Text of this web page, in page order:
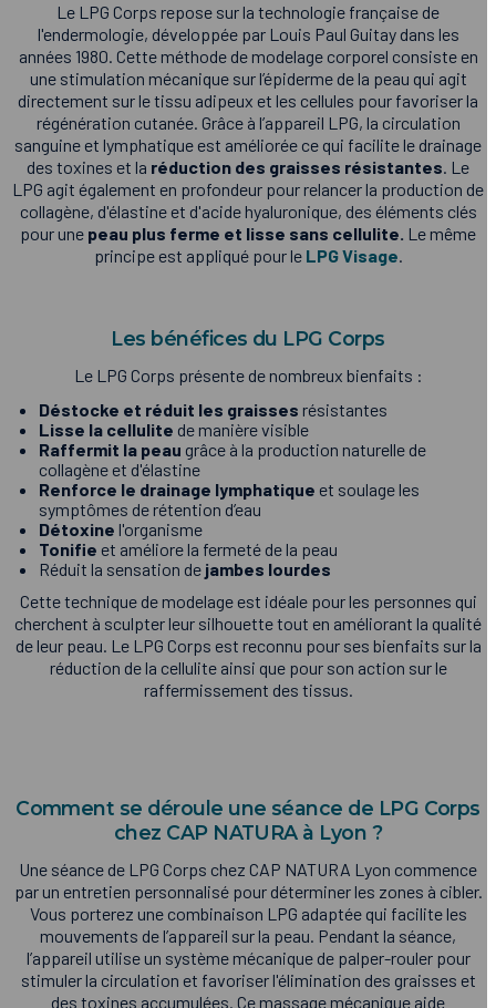
Le LPG Corps repose sur la technologie française de
l'endermologie, développée par Louis Paul Guitay dans les
années 1980. Cette méthode de modelage corporel consiste en
une stimulation mécanique sur l’épiderme de la peau qui agit
directement sur le tissu adipeux et les cellules pour favoriser la
régénération cutanée. Grâce à l’appareil LPG, la circulation
sanguine et lymphatique est améliorée ce qui facilite le drainage
des toxines et la réduction des graisses résistantes. Le
LPG agit également en profondeur pour relancer la production de
collagène, d'élastine et d'acide hyaluronique, des éléments clés
pour une peau plus ferme et lisse sans cellulite. Le même
principe est appliqué pour le LPG Visage.
Les bénéfices du LPG Corps
Le LPG Corps présente de nombreux bienfaits :
Déstocke et réduit les graisses résistantes
Lisse la cellulite de manière visible
Raffermit la peau grâce à la production naturelle de
collagène et d'élastine
Renforce le drainage lymphatique et soulage les
symptômes de rétention d’eau
Détoxine l'organisme
Tonifie et améliore la fermeté de la peau
Réduit la sensation de jambes lourdes
Cette technique de modelage est idéale pour les personnes qui
cherchent à sculpter leur silhouette tout en améliorant la qualité
de leur peau. Le LPG Corps est reconnu pour ses bienfaits sur la
réduction de la cellulite ainsi que pour son action sur le
raffermissement des tissus.
Comment se déroule une séance de LPG Corps
chez CAP NATURA à Lyon ?
Une séance de LPG Corps chez CAP NATURA Lyon commence
par un entretien personnalisé pour déterminer les zones à cibler.
Vous porterez une combinaison LPG adaptée qui facilite les
mouvements de l’appareil sur la peau. Pendant la séance,
l’appareil utilise un système mécanique de palper-rouler pour
stimuler la circulation et favoriser l'élimination des graisses et
des toxines accumulées. Ce massage mécanique aide